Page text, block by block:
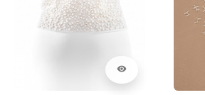
visibility